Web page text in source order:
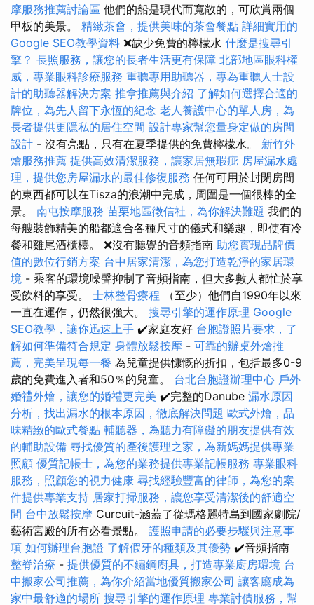
摩服務推薦討論區 他們的船是現代而寬敞的，可欣賞兩個
甲板的美景。 精緻茶會，提供美味的茶會餐點 詳細實用的
Google SEO教學資料 ❌缺少免費的檸檬水 什麼是搜尋引
擎？ 長照服務，讓您的長者生活更有保障 北部地區眼科權
威，專業眼科診療服務 重聽專用助聽器，專為重聽人士設
計的助聽器解決方案 推拿推薦與介紹 了解如何選擇合適的
牌位，為先人留下永恆的紀念 老人養護中心的單人房，為
長者提供更隱私的居住空間 設計專家幫您量身定做的房間
設計 - 沒有亮點，只有在夏季提供的免費檸檬水。 新竹外
燴服務推薦 提供高效清潔服務，讓家居無瑕疵 房屋漏水處
理，提供您房屋漏水的最佳修復服務 任何可用於封閉房間
的東西都可以在Tisza的浪潮中完成，周圍是一個很棒的全
景。 南屯按摩服務 苗栗地區徵信社，為你解決難題 我們的
每艘裝飾精美的船都適合各種尺寸的儀式和樂趣，即使有冷
餐和雞尾酒櫃檯。 ❌沒有聽覺的音頻指南 助您實現品牌價
值的數位行銷方案 台中居家清潔，為您打造乾淨的家居環
境 - 乘客的環境噪聲抑制了音頻指南，但大多數人都忙於享
受飲料的享受。 士林整骨療程 （至少）他們自1990年以來
一直在運作，仍然很強大。 搜尋引擎的運作原理 Google
SEO教學，讓你迅速上手 ✔️家庭友好 台胞證照片要求，了
解如何準備符合規定 身體放鬆按摩 - 可靠的辦桌外燴推
薦，完美呈現每一餐 為兒童提供慷慨的折扣，包括最多0-9
歲的免費進入者和50％的兒童。 台北台胞證辦理中心 戶外
婚禮外燴，讓您的婚禮更完美 ✔️完整的Danube 漏水原因
分析，找出漏水的根本原因，徹底解決問題 歐式外燴，品
味精緻的歐式餐點 輔聽器，為聽力有障礙的朋友提供有效
的輔助設備 尋找優質的產後護理之家，為新媽媽提供專業
照顧 優質記帳士，為您的業務提供專業記帳服務 專業眼科
服務，照顧您的視力健康 尋找經驗豐富的律師，為您的案
件提供專業支持 居家打掃服務，讓您享受清潔後的舒適空
間 台中放鬆按摩 Curcuit-涵蓋了從瑪格麗特島到國家劇院/
藝術宮殿的所有必看景點。 護照申請的必要步驟與注意事
項 如何辦理台胞證 了解假牙的種類及其優勢 ✔️音頻指南
整脊治療 - 提供優質的不鏽鋼廚具，打造專業廚房環境 台
中搬家公司推薦，為你介紹當地優質搬家公司 讓客廳成為
家中最舒適的場所 搜尋引擎的運作原理 專業討債服務，幫